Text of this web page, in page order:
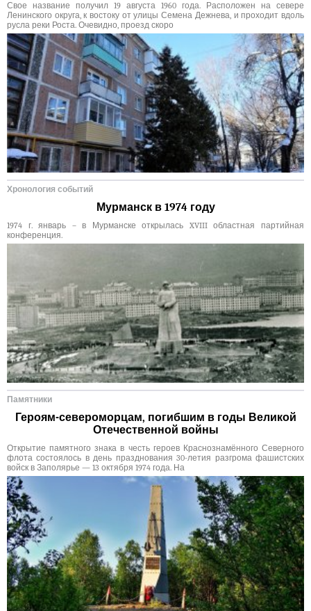
Свое название получил 19 августа 1960 года. Расположен на севере
Ленинского округа, к востоку от улицы Семена Дежнева, и проходит вдоль
русла реки Роста. Очевидно, проезд скоро
Хронология событий
Мурманск в 1974 году
1974 г. январь – в Мурманске открылась XVIII областная партийная
конференция.
Памятники
Героям-североморцам, погибшим в годы Великой
Отечественной войны
Открытие памятного знака в честь героев Краснознамённого Северного
флота состоялось в день празднования 30-летия разгрома фашистских
войск в Заполярье — 13 октября 1974 года. На